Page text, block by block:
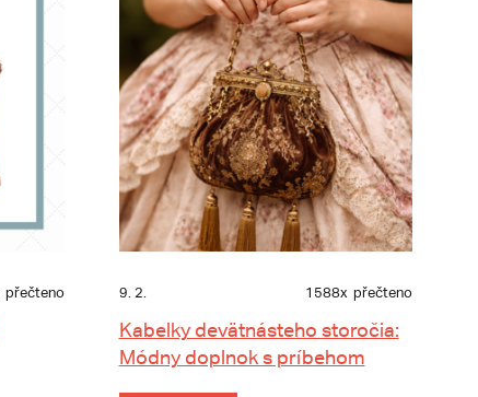
přečteno 9. 2. 1588x přečteno
Kabelky devätnásteho storočia:
Módny doplnok s príbehom